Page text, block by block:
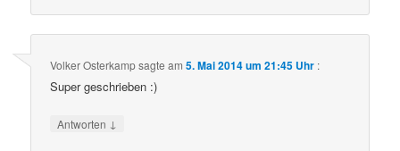
Volker Osterkampsagte am5. Mai 2014 um 21:45 Uhr :
Super geschrieben :)
Antworten ↓